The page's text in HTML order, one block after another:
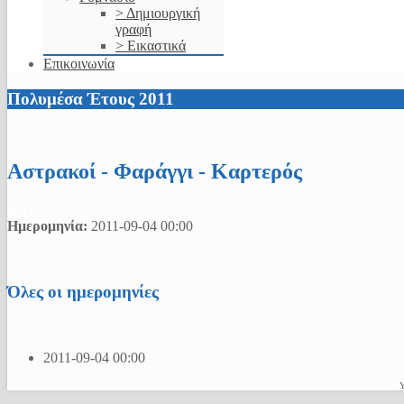
> Δημιουργική
γραφή
> Εικαστικά
Επικοινωνία
Πολυμέσα Έτους 2011
Αστρακοί - Φαράγγι - Καρτερός
Ημερομηνία: 2011-09-04 00:00
Όλες οι ημερομηνίες
2011-09-04 00:00